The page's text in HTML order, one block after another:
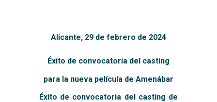
Alicante, 29 de febrero de 2024
Éxito de convocatoria del casting
para la nueva película de Amenábar
Éxito de convocatoria del casting de